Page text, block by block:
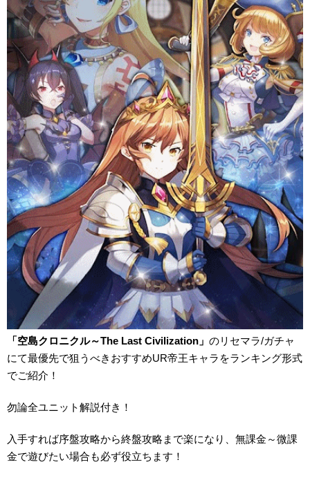
「空島クロニクル～The Last Civilization」 のリセマラ/ガチャ
にて最優先で狙うべきおすすめUR帝王キャラをランキング形式
でご紹介！
勿論全ユニット解説付き！
入手すれば序盤攻略から終盤攻略まで楽になり、無課金～微課
金で遊びたい場合も必ず役立ちます！